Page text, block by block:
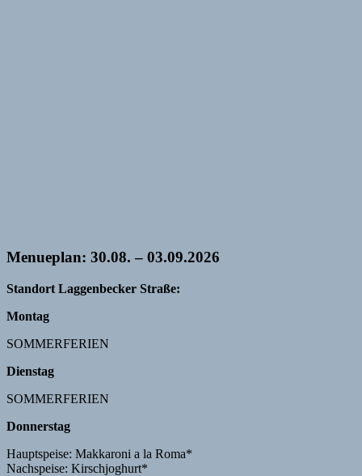
Menueplan: 30.08. – 03.09.2026
Standort Laggenbecker Straße:
Montag
SOMMERFERIEN
Dienstag
SOMMERFERIEN
Donnerstag
Hauptspeise: Makkaroni a la Roma*
Nachspeise: Kirschjoghurt*